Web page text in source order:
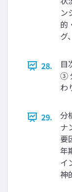
ン
的
グ
28.
目
③
わ
29.
分
ナ
要
年
イ
神